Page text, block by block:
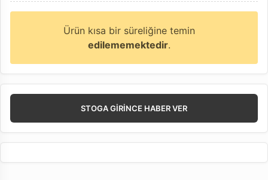
Ürün kısa bir süreliğine temin
edilememektedir.
STOGA GIRINCE HABER VER